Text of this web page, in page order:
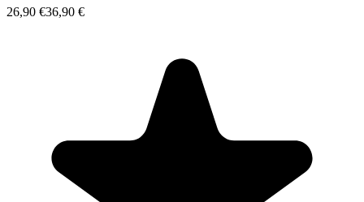
26,90 €36,90 €